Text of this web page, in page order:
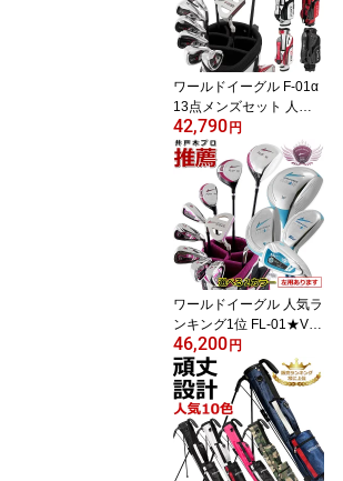
ワールドイーグル F-01α
13点メンズセット 人気
ランキング 10本セット
専用スタンド式バッグ付
ゴルフセット クラブセッ
ト ゴルフクラブセット
井戸木プロ推薦【add-op
tion】
42,790 円
ワールドイーグル 人気ラ
ンキング1位 FL-01★V2
レディース13点 ゴルフ
クラブフルセット 初級者
ランキング受賞 井戸木プ
ロ 推薦 女性 セット おし
ゃれ ゴルフクラブセット
激安【add-option】
46,200 円